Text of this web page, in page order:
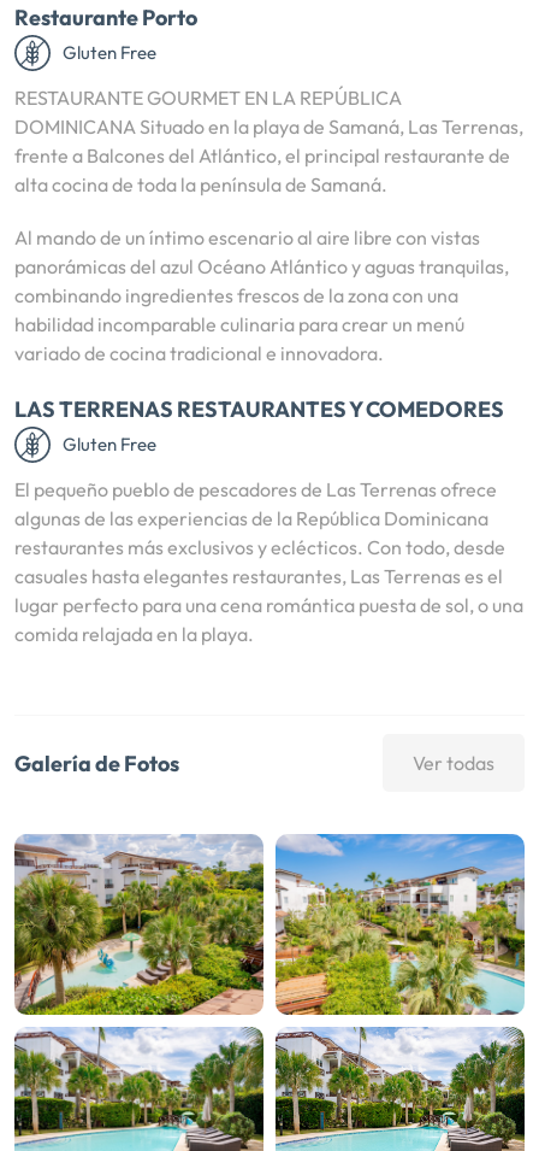
Restaurante Porto
Gluten Free
RESTAURANTE GOURMET EN LA REPÚBLICA
DOMINICANA Situado en la playa de Samaná, Las Terrenas,
frente a Balcones del Atlántico, el principal restaurante de
alta cocina de toda la península de Samaná.
Al mando de un íntimo escenario al aire libre con vistas
panorámicas del azul Océano Atlántico y aguas tranquilas,
combinando ingredientes frescos de la zona con una
habilidad incomparable culinaria para crear un menú
variado de cocina tradicional e innovadora.
LAS TERRENAS RESTAURANTES Y COMEDORES
Gluten Free
El pequeño pueblo de pescadores de Las Terrenas ofrece
algunas de las experiencias de la República Dominicana
restaurantes más exclusivos y eclécticos. Con todo, desde
casuales hasta elegantes restaurantes, Las Terrenas es el
lugar perfecto para una cena romántica puesta de sol, o una
comida relajada en la playa.
Galería de Fotos Ver todas